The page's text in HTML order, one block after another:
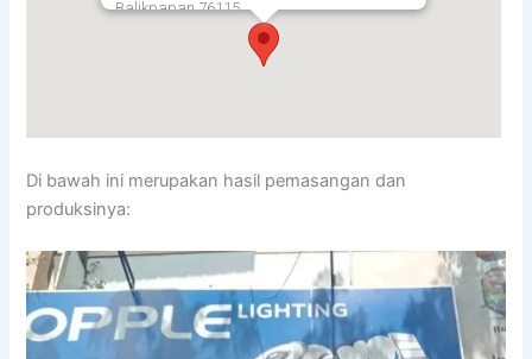
Balikpapan 76115
Di bawah ini merupakan hasil pemasangan dan
produksinya: